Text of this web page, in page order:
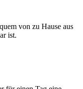
von zu Hause aus
ist.